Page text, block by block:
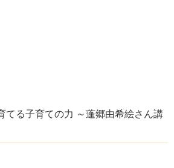
てる子育ての力 ～蓬郷由希絵さん講